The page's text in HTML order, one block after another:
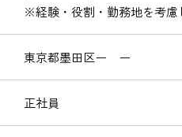
※経験・役割・勤務地を考慮
東京都墨田区ー ー
正社員